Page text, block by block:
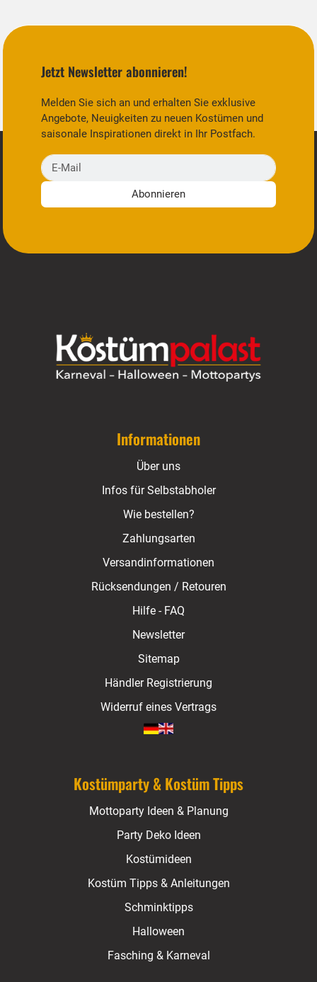
Jetzt Newsletter abonnieren!
Melden Sie sich an und erhalten Sie exklusive
Angebote, Neuigkeiten zu neuen Kostümen und
saisonale Inspirationen direkt in Ihr Postfach.
E-Mail
Abonnieren
Informationen
Über uns
Infos für Selbstabholer
Wie bestellen?
Zahlungsarten
Versandinformationen
Rücksendungen / Retouren
Hilfe - FAQ
Newsletter
Sitemap
Händler Registrierung
Widerruf eines Vertrags
Kostümparty & Kostüm Tipps
Mottoparty Ideen & Planung
Party Deko Ideen
Kostümideen
Kostüm Tipps & Anleitungen
Schminktipps
Halloween
Fasching & Karneval